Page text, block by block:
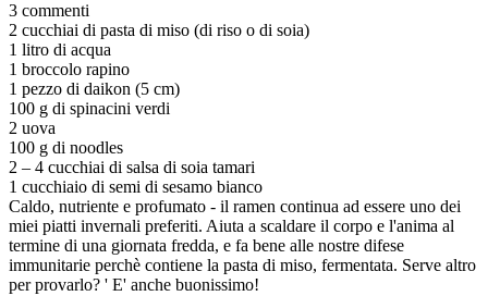
3 commenti
2 cucchiai di pasta di miso (di riso o di soia)
1 litro di acqua
1 broccolo rapino
1 pezzo di daikon (5 cm)
100 g di spinacini verdi
2 uova
100 g di noodles
2 – 4 cucchiai di salsa di soia tamari
1 cucchiaio di semi di sesamo bianco
Caldo, nutriente e profumato - il ramen continua ad essere uno dei
miei piatti invernali preferiti. Aiuta a scaldare il corpo e l'anima al
termine di una giornata fredda, e fa bene alle nostre difese
immunitarie perchè contiene la pasta di miso, fermentata. Serve altro
per provarlo? ' E' anche buonissimo!